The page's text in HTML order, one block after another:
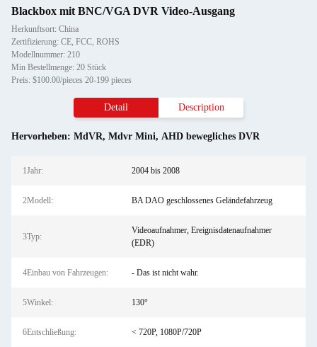
Blackbox mit BNC/VGA DVR Video-Ausgang
Herkunftsort: China
Zertifizierung: CE, FCC, ROHS
Modellnummer: 210
Min Bestellmenge: 20 Stück
Preis: $100.00/pieces 20-199 pieces
Detail Description
Hervorheben: MdVR, Mdvr Mini, AHD bewegliches DVR
1Jahr: 2004 bis 2008
2Modell: BA DAO geschlossenes Geländefahrzeug
3Typ:
Videoaufnahmer, Ereignisdatenaufnahmer
(EDR)
4Einbau von Fahrzeugen: - Das ist nicht wahr.
5Winkel: 130°
6Entschließung: < 720P, 1080P/720P